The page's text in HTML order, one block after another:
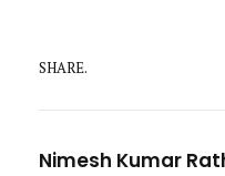
SHARE.
Nimesh Kumar